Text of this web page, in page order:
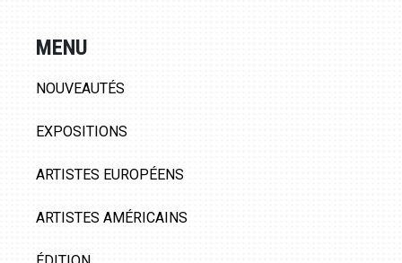
MENU
NOUVEAUTÉS
EXPOSITIONS
ARTISTES EUROPÉENS
ARTISTES AMÉRICAINS